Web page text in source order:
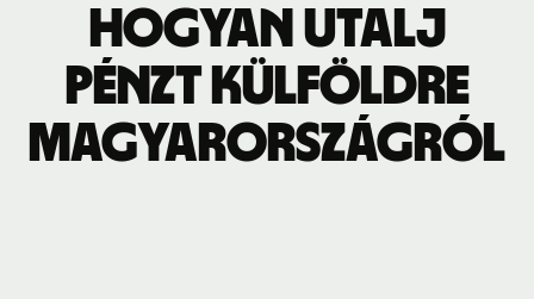
Hogyan utalj
pénzt külföldre
Magyarországról